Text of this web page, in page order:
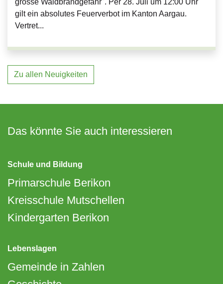
grosse Waldbrandgefahr". Per 28. Juli um 12:00 Uhr
gilt ein absolutes Feuerverbot im Kanton Aargau.
Vertret...
Zu allen Neuigkeiten
Das könnte Sie auch interessieren
Schule und Bildung
Primarschule Berikon
Kreisschule Mutschellen
Kindergarten Berikon
Lebenslagen
Gemeinde in Zahlen